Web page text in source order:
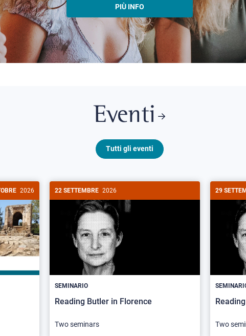
PIÙ INFO
Eventi
Tutti gli eventi
2026 22 SETTEMBRE 2026
SEMINARIO
Reading Butler in Florence
Two seminars
29
Two